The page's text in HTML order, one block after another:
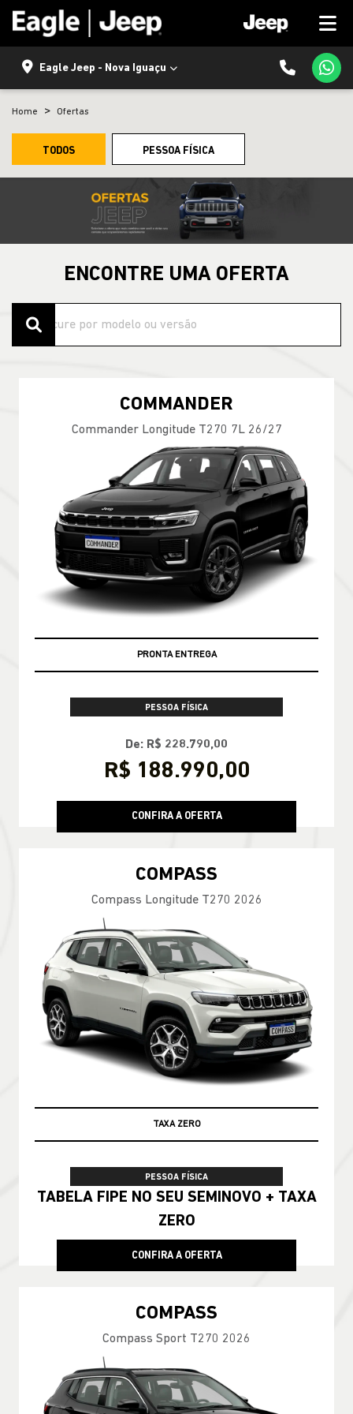
Eagle Jeep - Nova Iguaçu
Home Ofertas
TODOS PESSOA FÍSICA
ENCONTRE UMA OFERTA
COMMANDER
Commander Longitude T270 7L 26/27
PRONTA ENTREGA
PESSOA FÍSICA
De: R$ 228.790,00
R$ 188.990,00
CONFIRA A OFERTA
COMPASS
Compass Longitude T270 2026
TAXA ZERO
PESSOA FÍSICA
TABELA FIPE NO SEU SEMINOVO + TAXA
ZERO
CONFIRA A OFERTA
COMPASS
Compass Sport T270 2026